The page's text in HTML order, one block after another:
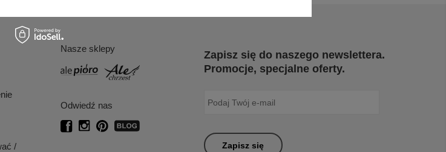
/
Nasze sklepy
Odwiedź nas
Zapisz się do naszego newslettera.
Promocje, specjalne oferty.
Zapisz się